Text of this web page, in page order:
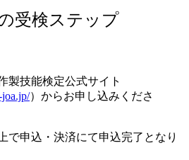
受検ステップ
製技能検定公式サイト
joa.jp/）からお申し込みくださ
で申込・決済にて申込完了となり